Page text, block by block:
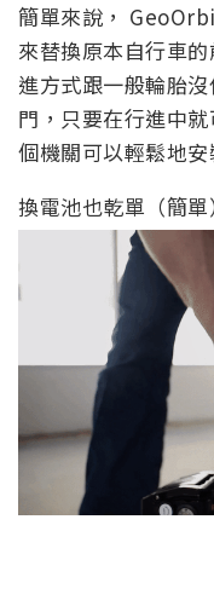
簡單來說，
來替換原本自行車
進方式跟一般輪胎
門，只要在行進中
個機關可以輕鬆地
換電池也乾單（簡單